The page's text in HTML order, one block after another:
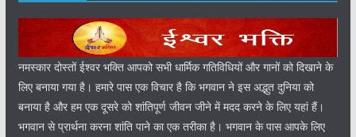
नमस्कार दोस्तों ईश्वर भक्ति आपको सभी धार्मिक गतिविधियों और गानों को दिखाने के
लिए बनाया गया है। हमारे पास एक विचार है कि भगवान ने इस अद्भुत दुनिया को
बनाया है और हम एक दूसरे को शांतिपूर्ण जीवन जीने में मदद करने के लिए यहां हैं।
भगवान से प्रार्थना करना शांति पाने का एक तरीका है। भगवान के पास आपके लिए